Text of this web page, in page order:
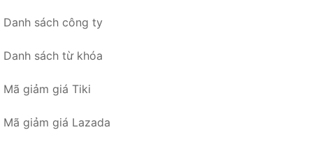
Danh sách công ty
Danh sách từ khóa
Mã giảm giá Tiki
Mã giảm giá Lazada